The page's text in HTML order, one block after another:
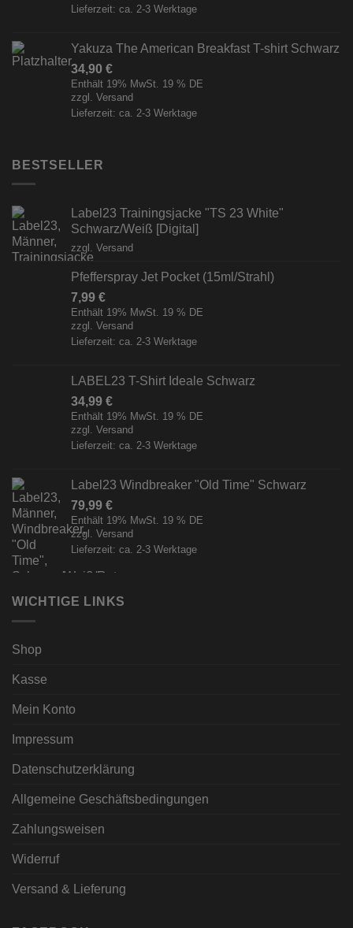
Lieferzeit: ca. 2-3 Werktage
Yakuza The American Breakfast T-shirt Schwarz
34,90 €
Enthält 19% MwSt. 19 % DE
zzgl. Versand
Lieferzeit: ca. 2-3 Werktage
BESTSELLER
Label23 Trainingsjacke "TS 23 White"
Schwarz/Weiß [Digital]
zzgl. Versand
Pfefferspray Jet Pocket (15ml/Strahl)
7,99 €
Enthält 19% MwSt. 19 % DE
zzgl. Versand
Lieferzeit: ca. 2-3 Werktage
LABEL23 T-Shirt Ideale Schwarz
34,99 €
Enthält 19% MwSt. 19 % DE
zzgl. Versand
Lieferzeit: ca. 2-3 Werktage
Label23 Windbreaker "Old Time" Schwarz
79,99 €
Enthält 19% MwSt. 19 % DE
zzgl. Versand
Lieferzeit: ca. 2-3 Werktage
WICHTIGE LINKS
Shop
Kasse
Mein Konto
Impressum
Datenschutzerklärung
Allgemeine Geschäftsbedingungen
Zahlungsweisen
Widerruf
Versand & Lieferung